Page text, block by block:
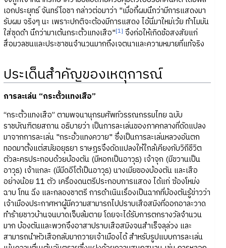
เอกประยุทธ์ จันทร์โอชา กล่าวต่อมาว่า "เมื่อกี้ผมนึกว่ามีการแสดงมา
รับผม จริงๆ นะ เพราะปกติจะต้องมีการแสดง ไอ้นี่มาใหม่เว้ย ทำไมมัน
ใส่ชุดดำ นึกว่ามาเต้นกระตั้วแทงเสือ"[1] จึงก่อให้เกิดข้อสงสัยแก่
สื่อมวลชนและประชาชนจำนวนมากถึงเจตนาและความหมายที่แท้จริง
ประเด็นสำคัญของเหตุการณ์
การละเล่น “กระตั้วแทงเสือ”
“กระตั้วแทงเสือ” ตามพจนานุกรมศัพท์วรรณกรรมไทย ฉบับ
ราชบัณฑิตยสถาน อธิบายว่า เป็นการละเล่นของภาคกลางที่ดัดแปลง
มาจากการละเล่น "กระอั้วแทงควาย" ซึ่งเป็นการละเล่นหลวงอันตก
ทอดมาตั้งแต่สมัยอยุธยา ราษฎรจึงดัดแปลงให้ใกล้เคียงกับวิถีชีวิต
ตัวละครประกอบด้วยบ้องตัน (มีหอกเป็นอาวุธ) เจ้าจุก (มีขวานเป็น
อาวุธ) เจ้าแกละ (มีมีดอีโต้เป็นอาวุธ) นางเมียของบ้องตัน และเสือ
อย่างน้อย 11 ตัว เครื่องดนตรีประกอบการแสดง ได้แก่ ฆ้องโหม่ง
ฉาบ โทน ฉิ่ง และกลองชาตรี การดำเนินเรื่องเป็นฉากที่บ้องตันรู้ข่าวว่า
เจ้าเมืองประกาศหาผู้มีความสามารถไปปราบเสือสมิงที่ออกอาละวาด
ทำร้ายชาวบ้านจนบาดเจ็บล้มตาย โดยจะได้รับการตกรางวัลจำนวน
มาก บ้องตันและพวกจึงอาสาปราบเสือสมิงจนสำเร็จลุล่วง และ
สามารถนำหัวเสือกลับมาถวายเจ้าเมืองได้ สำหรับรูปแบบการละเล่น